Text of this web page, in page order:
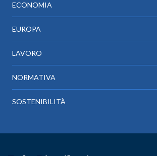
ECONOMIA
EUROPA
LAVORO
NORMATIVA
SOSTENIBILITÀ